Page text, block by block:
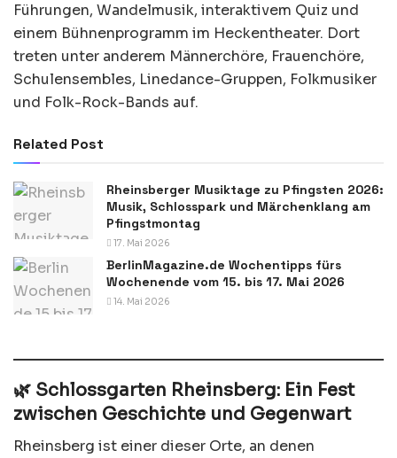
Führungen, Wandelmusik, interaktivem Quiz und
einem Bühnenprogramm im Heckentheater. Dort
treten unter anderem Männerchöre, Frauenchöre,
Schulensembles, Linedance-Gruppen, Folkmusiker
und Folk-Rock-Bands auf.
Related Post
Rheinsberger Musiktage zu Pfingsten 2026:
Musik, Schlosspark und Märchenklang am
Pfingstmontag
17. Mai 2026
BerlinMagazine.de Wochentipps fürs
Wochenende vom 15. bis 17. Mai 2026
14. Mai 2026
🌿 Schlossgarten Rheinsberg: Ein Fest
zwischen Geschichte und Gegenwart
Rheinsberg ist einer dieser Orte, an denen